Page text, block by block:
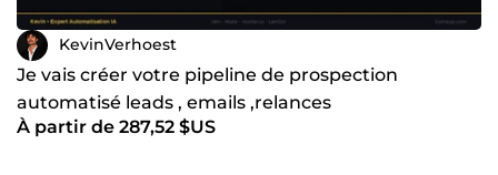
KevinVerhoest
Je vais créer votre pipeline de prospection
automatisé leads , emails ,relances
À partir de 287,52 $US